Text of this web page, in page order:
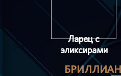
Ларец с
эликсирами